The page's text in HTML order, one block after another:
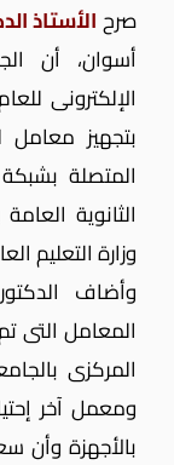
صرحالأستاذ
أسوان، أن
بتجهيز معامل
المتصلة
وزارة التعليم
وأضاف الدكتور
المعامل التى
المركزى
ومعمل آخر